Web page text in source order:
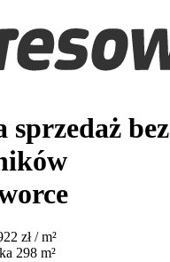
sprzedaż bez
zł / m²
298 m²